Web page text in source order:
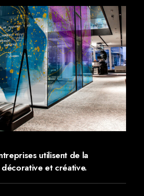
utilisent de la
et créative.